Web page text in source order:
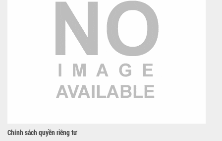
Chính sách quyền riêng tư